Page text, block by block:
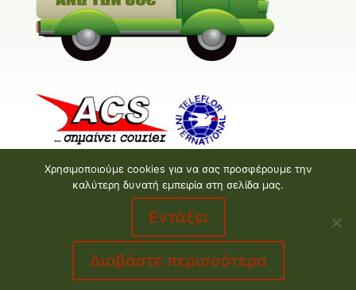
Valentine E-shop © 2026 | Design and Development
byValentine floral creations
made by
Χρησιμοποιούμε cookies για να σας προσφέρουμε την
καλύτερη δυνατή εμπειρία στη σελίδα μας.
Εντάξει
Διαβάστε περισσότερα